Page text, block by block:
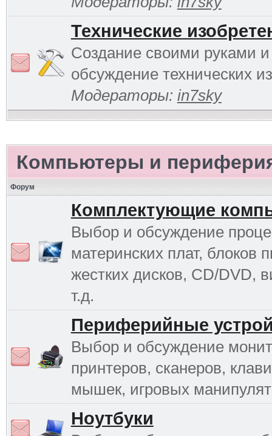
Технические
Создание своими руками и
обсуждение технических
Модераторы: in7sky
Компьютеры и
Форум
Комплектующие
Выбор и обсуждение
материнских плат, блоков
жестких дисков, CD/DVD,
т.д.
Периферийные
Выбор и обсуждение
принтеров, сканеров,
мышек, игровых
Ноутбуки